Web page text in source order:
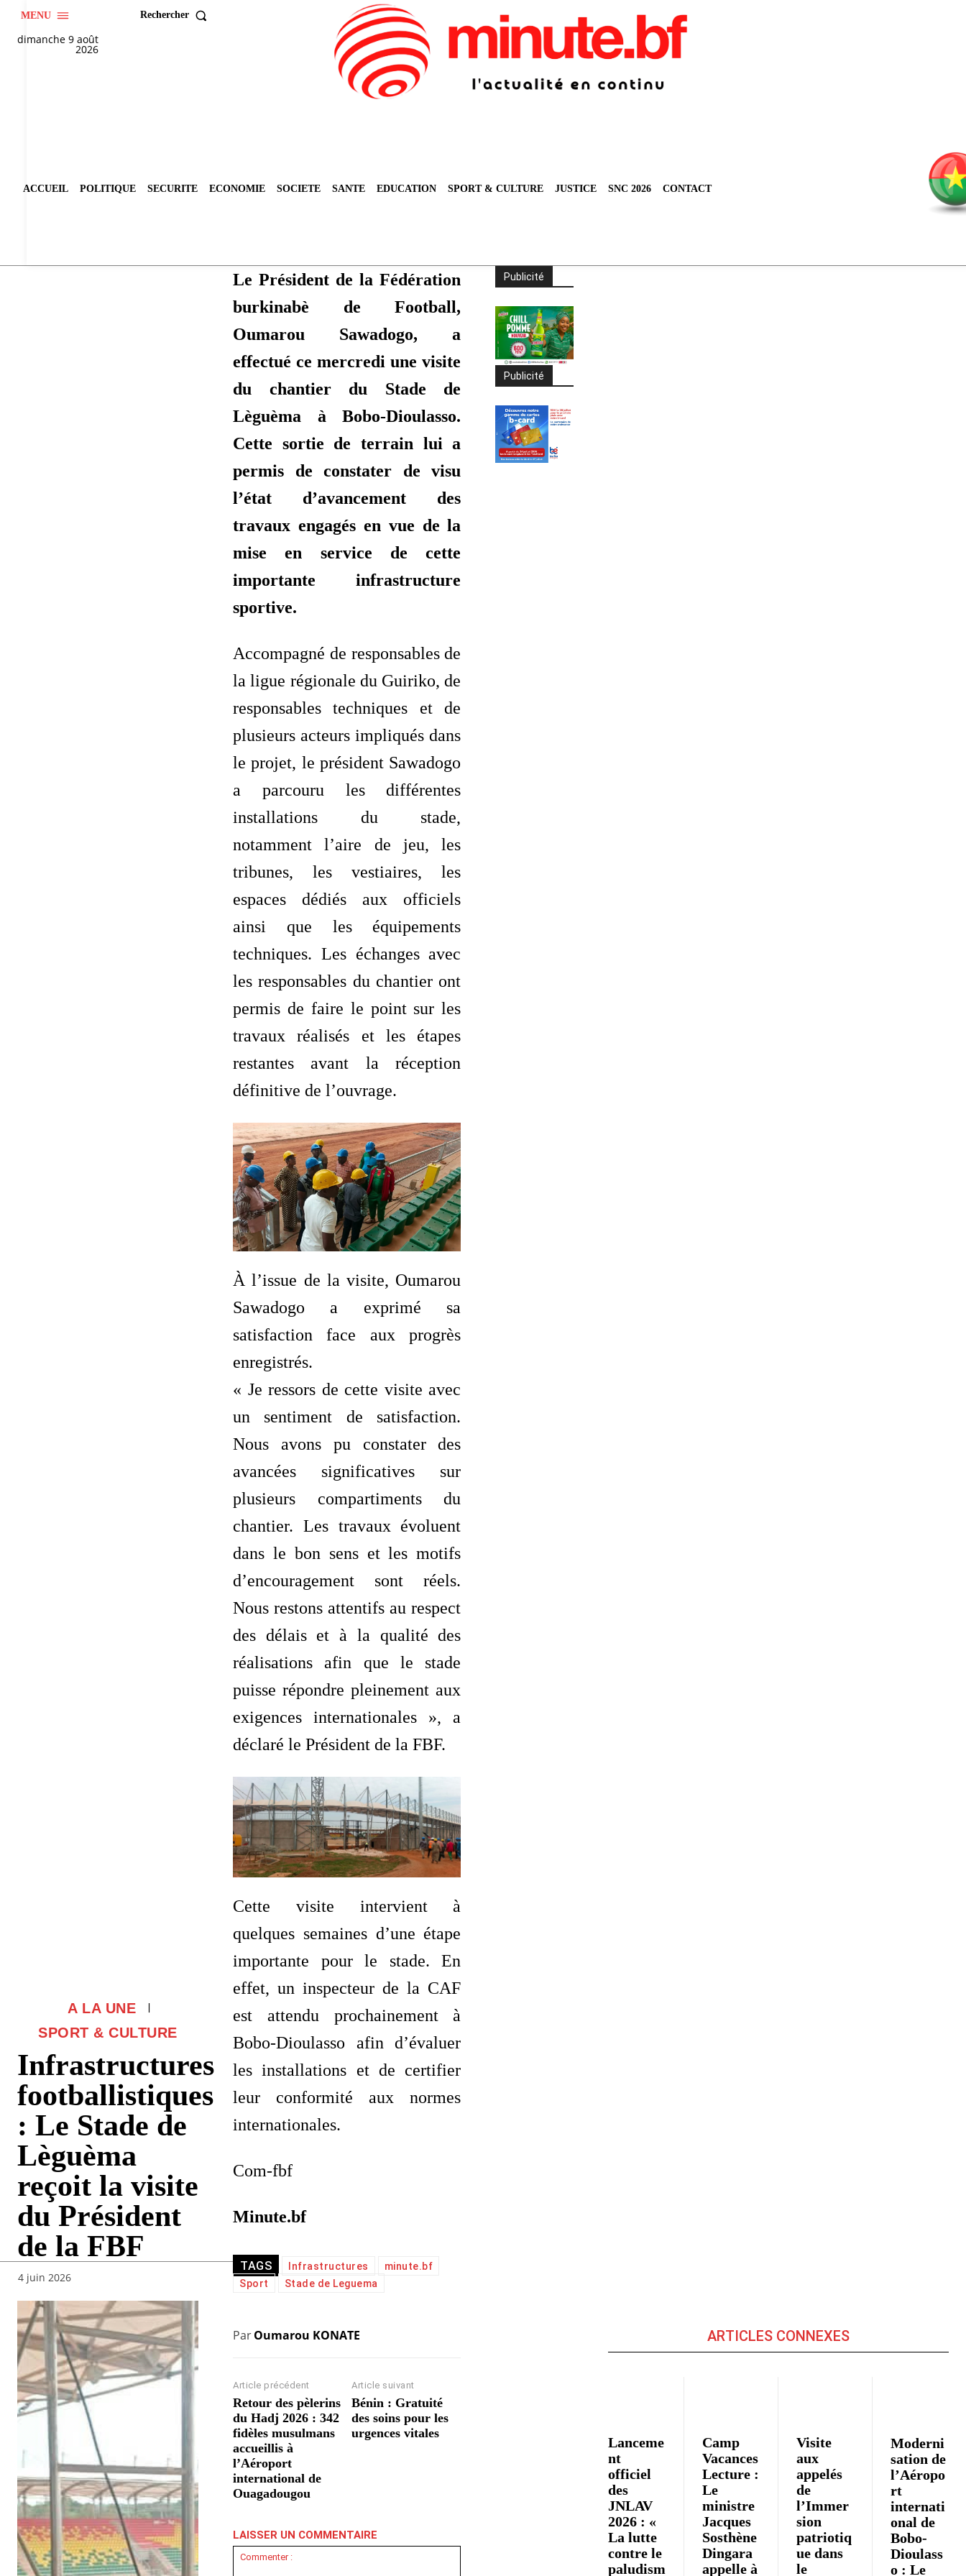
MENU Rechercher
dimanche 9 août
2026
ACCUEIL POLITIQUE SECURITE ECONOMIE SOCIETE SANTE EDUCATION SPORT & CULTURE JUSTICE SNC 2026 CONTACT
A LA UNE
SPORT & CULTURE
Infrastructures
footballistiques
: Le Stade de
Lèguèma
reçoit la visite
du Président
de la FBF
4 juin 2026
Le Président de la Fédération
burkinabè de Football,
Oumarou Sawadogo, a
effectué ce mercredi une visite
du chantier du Stade de
Lèguèma à Bobo-Dioulasso.
Cette sortie de terrain lui a
permis de constater de visu
l’état d’avancement des
travaux engagés en vue de la
mise en service de cette
importante infrastructure
sportive.
Accompagné de responsables de
la ligue régionale du Guiriko, de
responsables techniques et de
plusieurs acteurs impliqués dans
le projet, le président Sawadogo
a parcouru les différentes
installations du stade,
notamment l’aire de jeu, les
tribunes, les vestiaires, les
espaces dédiés aux officiels
ainsi que les équipements
techniques. Les échanges avec
les responsables du chantier ont
permis de faire le point sur les
travaux réalisés et les étapes
restantes avant la réception
définitive de l’ouvrage.
À l’issue de la visite, Oumarou
Sawadogo a exprimé sa
satisfaction face aux progrès
enregistrés.
« Je ressors de cette visite avec
un sentiment de satisfaction.
Nous avons pu constater des
avancées significatives sur
plusieurs compartiments du
chantier. Les travaux évoluent
dans le bon sens et les motifs
d’encouragement sont réels.
Nous restons attentifs au respect
des délais et à la qualité des
réalisations afin que le stade
puisse répondre pleinement aux
exigences internationales », a
déclaré le Président de la FBF.
Cette visite intervient à
quelques semaines d’une étape
importante pour le stade. En
effet, un inspecteur de la CAF
est attendu prochainement à
Bobo-Dioulasso afin d’évaluer
les installations et de certifier
leur conformité aux normes
internationales.
Com-fbf
Minute.bf
TAGS Infrastructures
minute.bf
Sport
Stade de Leguema
ParOumarou KONATE
Article précédent
Retour des pèlerins
du Hadj 2026 : 342
fidèles musulmans
accueillis à
l’Aéroport
international de
Ouagadougou
Article suivant
Bénin : Gratuité
des soins pour les
urgences vitales
LAISSER UN COMMENTAIRE
Publicité
Publicité
ARTICLES CONNEXES
Lanceme
nt
officiel
des
JNLAV
2026 : «
La lutte
contre le
paludism
Camp
Vacances
Lecture :
Le
ministre
Jacques
Sosthène
Dingara
appelle à
Visite
aux
appelés
de
l’Immer
sion
patriotiq
ue dans
le
Moderni
sation de
l’Aéropo
rt
internati
onal de
Bobo-
Dioulass
o : Le